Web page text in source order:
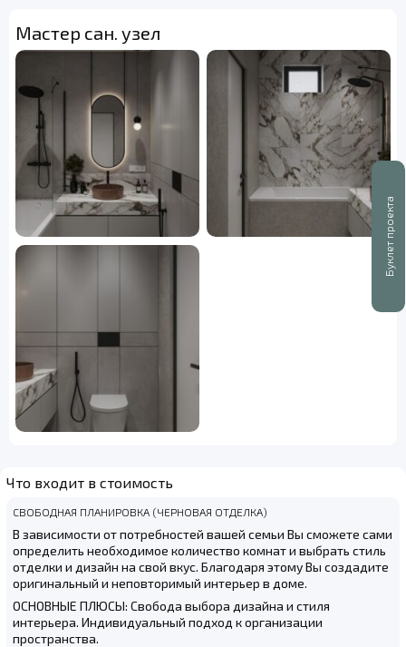
Буклет проекта
Мастер сан. узел
Что входит в стоимость
СВОБОДНАЯ ПЛАНИРОВКА (ЧЕРНОВАЯ ОТДЕЛКА)
В зависимости от потребностей вашей семьи Вы сможете сами
определить необходимое количество комнат и выбрать стиль
отделки и дизайн на свой вкус. Благодаря этому Вы создадите
оригинальный и неповторимый интерьер в доме.
ОСНОВНЫЕ ПЛЮСЫ: Свобода выбора дизайна и стиля
интерьера. Индивидуальный подход к организации
пространства.